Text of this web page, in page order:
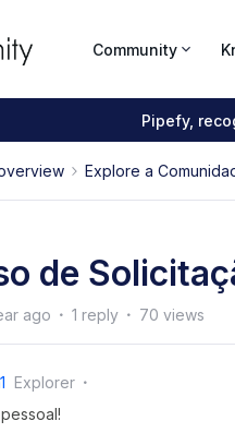
Community
Pipefy,
Explore a
de
ago 1 reply 70 views
Explorer